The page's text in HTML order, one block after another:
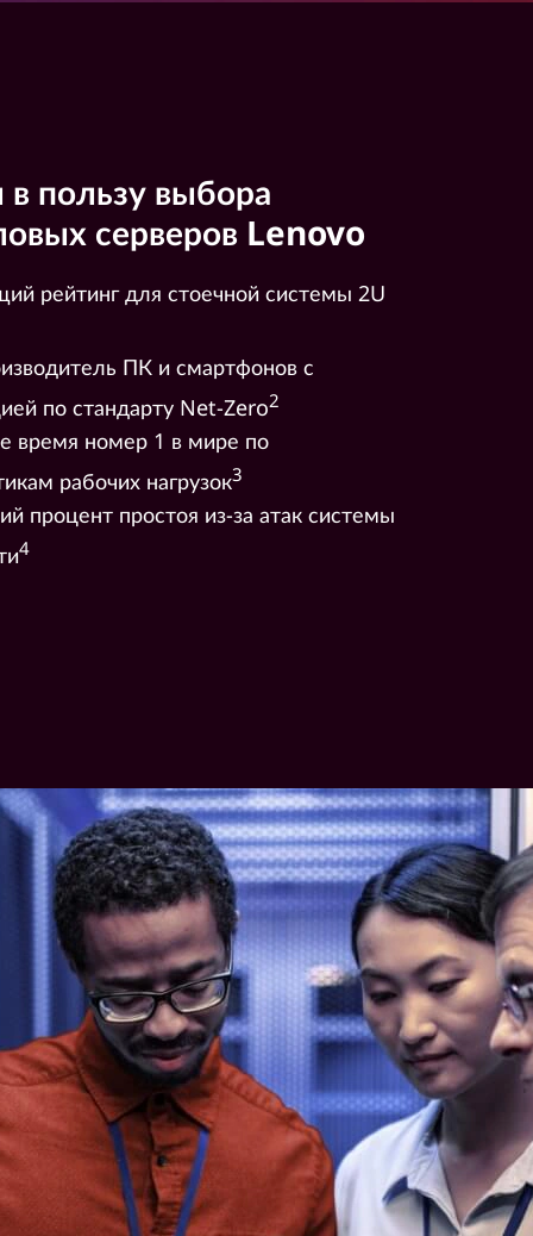
пользу выбора
серверов Lenovo
рейтинг для стоечной системы 2U
ПК и смартфонов с
по стандарту Net-Zero2
время номер 1 в мире по
рабочих нагрузок3
процент простоя из-за атак системы
4